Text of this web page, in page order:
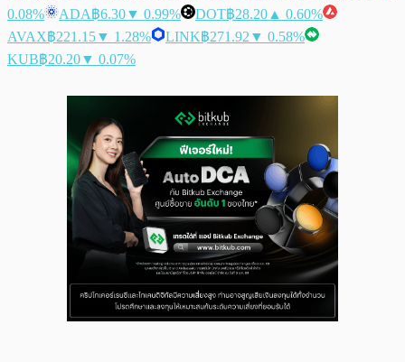
0.08%
ADA฿6.30▼ 0.99% DOT฿28.20 ▲ 0.60%
AVAX฿221.15▼ 1.28% LINK฿271.92 ▼ 0.58%
KUB฿20.20▼ 0.07%